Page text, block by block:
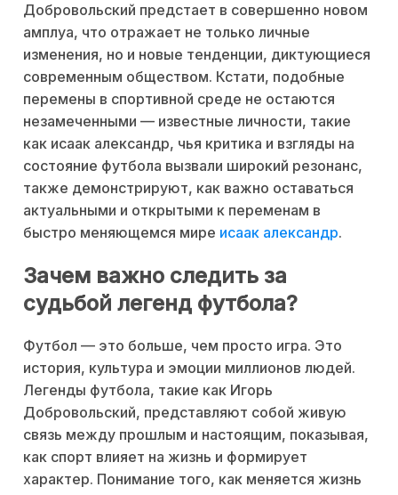
Добровольский предстает в совершенно новом
амплуа, что отражает не только личные
изменения, но и новые тенденции, диктующиеся
современным обществом. Кстати, подобные
перемены в спортивной среде не остаются
незамеченными — известные личности, такие
как исаак александр, чья критика и взгляды на
состояние футбола вызвали широкий резонанс,
также демонстрируют, как важно оставаться
актуальными и открытыми к переменам в
быстро меняющемся мире исаак александр.
Зачем важно следить за
судьбой легенд футбола?
Футбол — это больше, чем просто игра. Это
история, культура и эмоции миллионов людей.
Легенды футбола, такие как Игорь
Добровольский, представляют собой живую
связь между прошлым и настоящим, показывая,
как спорт влияет на жизнь и формирует
характер. Понимание того, как меняется жизнь